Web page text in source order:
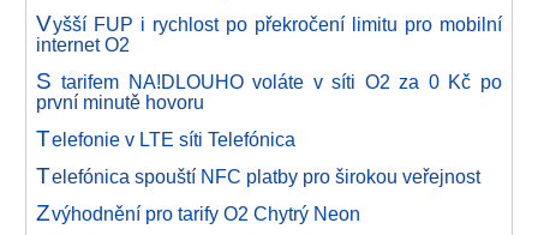
Vyšší FUP i rychlost po překročení limitu pro mobilní
internet O2
S tarifem NA!DLOUHO voláte v síti O2 za 0 Kč po
první minutě hovoru
Telefonie v LTE síti Telefónica
Telefónica spouští NFC platby pro širokou veřejnost
Zvýhodnění pro tarify O2 Chytrý Neon